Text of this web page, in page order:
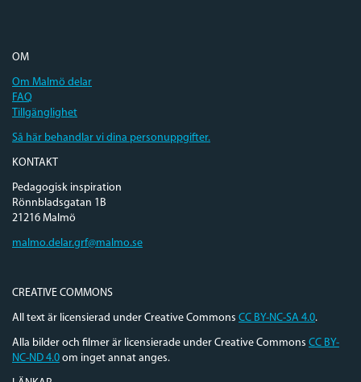
OM
Om Malmö delar
FAQ
Tillgänglighet
Så här behandlar vi dina personuppgifter.
KONTAKT
Pedagogisk inspiration
Rönnbladsgatan 1B
21216 Malmö
malmo.delar.grf@malmo.se
CREATIVE COMMONS
All text är licensierad under Creative Commons CC BY-NC-SA 4.0.
Alla bilder och filmer är licensierade under Creative Commons CC BY-
NC-ND 4.0 om inget annat anges.